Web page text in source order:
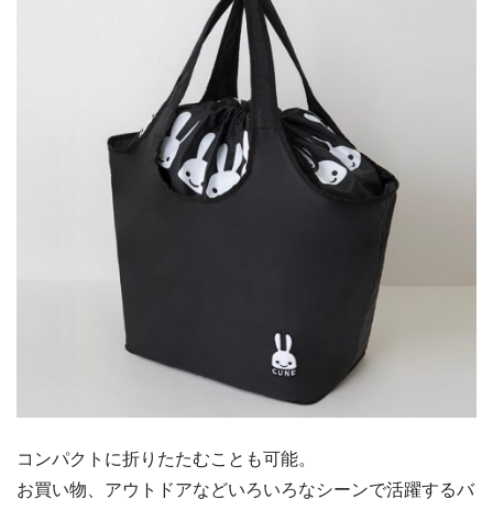
コンパクトに折りたたむことも可能。
お買い物、アウトドアなどいろいろなシーンで活躍するバ